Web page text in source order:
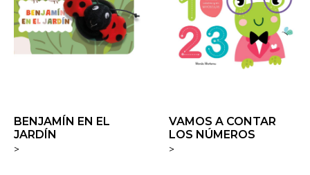
BENJAMÍN EN EL
JARDÍN
>
VAMOS A CONTAR
LOS NÚMEROS
>